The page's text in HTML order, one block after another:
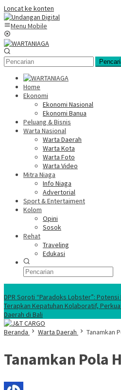
Loncat ke konten
Menu Mobile
Home
Ekonomi
Ekonomi Nasional
Ekonomi Banua
Peluang & Bisnis
Warta Nasional
Warta Daerah
Warta Kota
Warta Foto
Warta Video
Mitra Niaga
Info Niaga
Advertorial
Sport & Entertaiment
Kolom
Opini
Sosok
Rehat
Traveling
Edukasi
DPR Soroti “Paradoks Lobster”:
Terapkan Kepatuhan Kolaboratif,
Daerah di Bali
Beranda
Warta Daerah Tanamkan
Tanamkan Pola